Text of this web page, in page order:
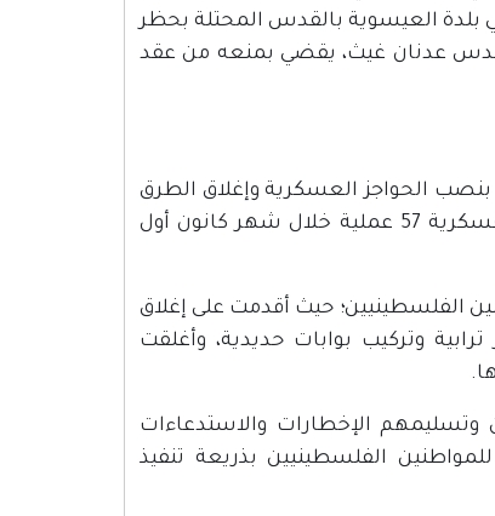
بلدة العيسوية بالقدس المحتلة بحظر
القدس عدنان غيث، يقضي بمنعه من عقد
بنصب الحواجز العسكرية وإغلاق الطرق
والتضييق على المواطنين؛ حيث بلغت عمليات الإغلاق ونصب الحواجز العسكرية 57 عملية خلال شهر كانون أول
الفلسطينيين؛ حيث أقدمت على إغلاق
وتركيب بوابات حديدية، وأغلقت
وتسليمهم الإخطارات والاستدعاءات
الفلسطينيين بذريعة تنفيذ